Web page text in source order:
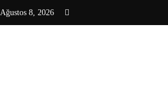
Ağustos 8, 2026